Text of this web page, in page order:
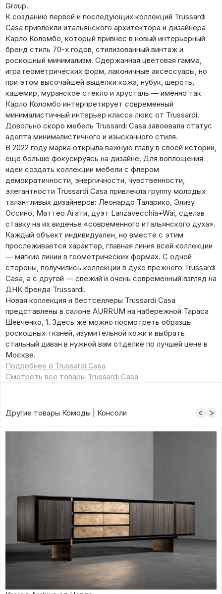
Group.
К созданию первой и последующих коллекций Trussardi
Casa привлекли итальянского архитектора и дизайнера
Карло Коломбо, который привнес в новый интерьерный
бренд стиль 70-х годов, стилизованный винтаж и
роскошный минимализм. Сдержанная цветовая гамма,
игра геометрических форм, лаконичные аксессуары, но
при этом высочайшей выделки кожа, нубук, шерсть,
кашемир, муранское стекло и хрусталь — именно так
Карло Коломбо интерпретирует современный
минималистичный интерьер класса люкс от Trussardi.
Довольно скоро мебель Trussardi Casa завоевала статус
адепта минималистичного и изысканного стиля.
В 2022 году марка открыла важную главу в своей истории,
еще больше фокусируясь на дизайне. Для воплощения
идеи создать коллекции мебели с флером
демократичности, энергичности, чувственности,
элегантности Trussardi Casa привлекла группу молодых
талантливых дизайнеров: Леонардо Таларико, Элизу
Оссино, Маттео Агати, дуэт Lanzavecchia+Wai, сделав
ставку на их виденье «современного итальянского духа».
Каждый объект индивидуален, но вместе с этим
прослеживается характер, главная линия всей коллекции
— мягкие линии в геометрических формах. С одной
стороны, получились коллекции в духе прежнего Trussardi
Casa, а с другой — свежий и очень современный взгляд на
ДНК бренда Trussardi.
Новая коллекция и бестселлеры Trussardi Casa
представлены в салоне AURRUM на набережной Тараса
Шевченко, 1. Здесь же можно посмотреть образцы
роскошных тканей, изумительной кожи и выбрать
стильный диван в нужной вам отделке по лучшей цене в
Москве.
Подробнее о Trussardi Casa
Смотреть все товары Trussardi Casa
Другие товары Комоды | Консоли